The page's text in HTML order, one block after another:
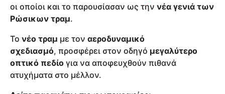
οι οποίοι και το παρουσίασαν ως την νέα γενιά των
Ρώσικων τραμ.
Το νέο τραμ με τον αεροδυναμικό
σχεδιασμό, προσφέρει στον οδηγό μεγαλύτερο
οπτικό πεδίο για να αποφευχθούν πιθανά
ατυχήματα στο μέλλον.